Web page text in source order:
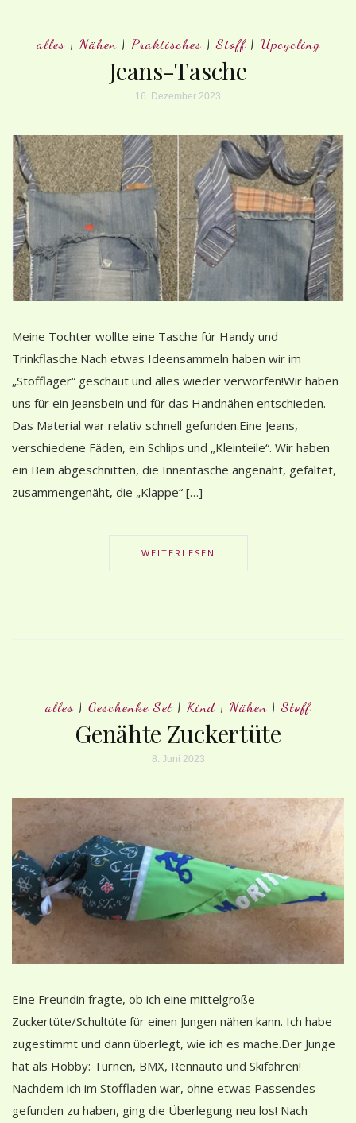
alles| Nähen| Praktisches|Stoff| Upcycling
Jeans-Tasche
16. Dezember 2023
Meine Tochter wollte eine Tasche für Handy und
Trinkflasche.Nach etwas Ideensammeln haben wir im
„Stofflager“ geschaut und alles wieder verworfen!Wir haben
uns für ein Jeansbein und für das Handnähen entschieden.
Das Material war relativ schnell gefunden.Eine Jeans,
verschiedene Fäden, ein Schlips und „Kleinteile“. Wir haben
ein Bein abgeschnitten, die Innentasche angenäht, gefaltet,
zusammengenäht, die „Klappe“ […]
WEITERLESEN
alles | Geschenke Set | Kind | Nähen |Stoff
Genähte Zuckertüte
8. Juni 2023
Eine Freundin fragte, ob ich eine mittelgroße
Zuckertüte/Schultüte für einen Jungen nähen kann. Ich habe
zugestimmt und dann überlegt, wie ich es mache.Der Junge
hat als Hobby: Turnen, BMX, Rennauto und Skifahren!
Nachdem ich im Stoffladen war, ohne etwas Passendes
gefunden zu haben, ging die Überlegung neu los! Nach